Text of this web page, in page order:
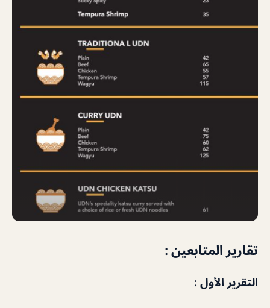
تقارير المتابعين :
التقرير الأول :